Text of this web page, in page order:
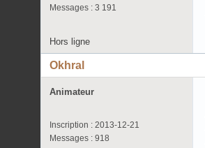
Messages : 3 191
Hors ligne
Okhral
Animateur
Inscription : 2013-12-21
Messages : 918